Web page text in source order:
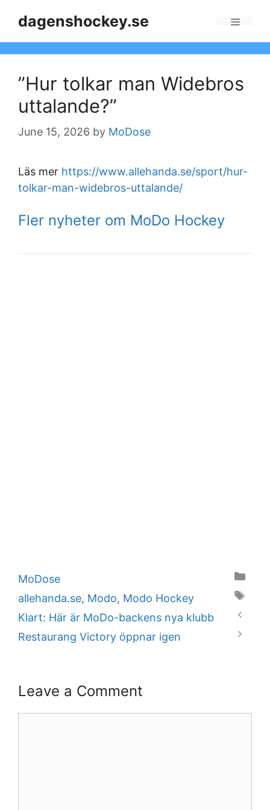
dagenshockey.se
”Hur tolkar man Widebros
uttalande?”
June 15, 2026 by MoDose
Läs mer https://www.allehanda.se/sport/hur-
tolkar-man-widebros-uttalande/
Fler nyheter om MoDo Hockey
Categories
MoDose
Tags
allehanda.se, Modo, Modo Hockey
Klart: Här är MoDo-backens nya klubb
Restaurang Victory öppnar igen
Leave a Comment